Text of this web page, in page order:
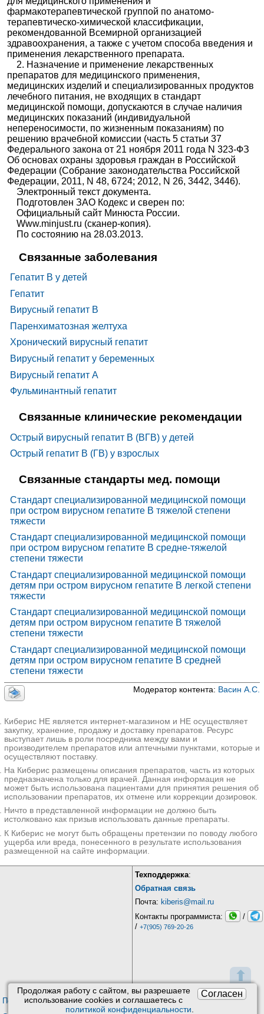
⬆
Согласен
Продолжая работу с сайтом, вы разрешаете
использование сookies и соглашаетесь с
политикой конфиденциальности.
фармакотерапевтической группой по анатомо-
терапевтическо-химической классификации,
рекомендованной Всемирной организацией
здравоохранения, а также с учетом способа введения и
применения лекарственного препарата.
2. Назначение и применение лекарственных
препаратов для медицинского применения,
медицинских изделий и специализированных продуктов
лечебного питания, не входящих в стандарт
медицинской помощи, допускаются в случае наличия
медицинских показаний (индивидуальной
непереносимости, по жизненным показаниям) по
решению врачебной комиссии (часть 5 статьи 37
Федерального закона от 21 ноября 2011 года N 323-ФЗ
Об основах охраны здоровья граждан в Российской
Федерации (Собрание законодательства Российской
Федерации, 2011, N 48, 6724; 2012, N 26, 3442, 3446).
Электронный текст документа.
Подготовлен ЗАО Кодекс и сверен по:
Официальный сайт Минюста России.
Www.minjust.ru (сканер-копия).
По состоянию на 28.03.2013.
Связанные заболевания
Гепатит В у детей
Гепатит
Вирусный гепатит B
Паренхиматозная желтуха
Хронический вирусный гепатит
Вирусный гепатит у беременных
Вирусный гепатит A
Фульминантный гепатит
Связанные клинические рекомендации
Острый вирусный гепатит В (ВГВ) у детей
Острый гепатит В (ГВ) у взрослых
Связанные стандарты мед. помощи
Стандарт специализированной медицинской помощи
при остром вирусном гепатите В тяжелой степени
тяжести
Стандарт специализированной медицинской помощи
при остром вирусном гепатите В средне-тяжелой
степени тяжести
Стандарт специализированной медицинской помощи
детям при остром вирусном гепатите В легкой степени
тяжести
Стандарт специализированной медицинской помощи
детям при остром вирусном гепатите В тяжелой
степени тяжести
Стандарт специализированной медицинской помощи
детям при остром вирусном гепатите В средней
степени тяжести
Модератор контента: Васин А.С.
Киберис НЕ является интернет-магазином и НЕ осуществляет
закупку, хранение, продажу и доставку препаратов. Ресурс
выступает лишь в роли посредника между вами и
производителем препаратов или аптечными пунктами, которые и
осуществляют поставку.
На Киберис размещены описания препаратов, часть из которых
предназначена только для врачей. Данная информация не
может быть использована пациентами для принятия решения об
использовании препаратов, их отмене или коррекции дозировок.
Ничто в представленной информации не должно быть
истолковано как призыв использовать данные препараты.
К Киберис не могут быть обращены претензии по поводу любого
ущерба или вреда, понесенного в результате использования
размещенной на сайте информации.
Пользовательское соглашение
Техподдержка:
Обратная связь
Почта: kiberis@mail.ru
Контакты программиста:
/
/ +7(905) 769-20-26